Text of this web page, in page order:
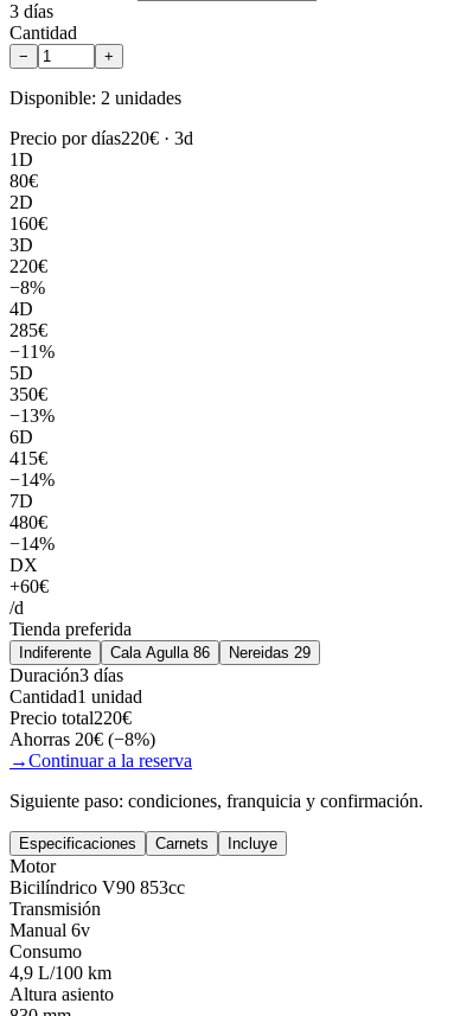
3 días
Cantidad
− +
Disponible: 2 unidades
Precio por días220€ · 3d
1D
80€
2D
160€
3D
220€
−8%
4D
285€
−11%
5D
350€
−13%
6D
415€
−14%
7D
480€
−14%
DX
+60€
/d
Tienda preferida
Indiferente Cala Agulla 86 Nereidas 29
Duración3 días
Cantidad1 unidad
Precio total220€
Ahorras 20€ (−8%)
→Continuar a la reserva
Siguiente paso: condiciones, franquicia y confirmación.
Especificaciones Carnets Incluye
Motor
Bicilíndrico V90 853cc
Transmisión
Manual 6v
Consumo
4,9 L/100 km
Altura asiento